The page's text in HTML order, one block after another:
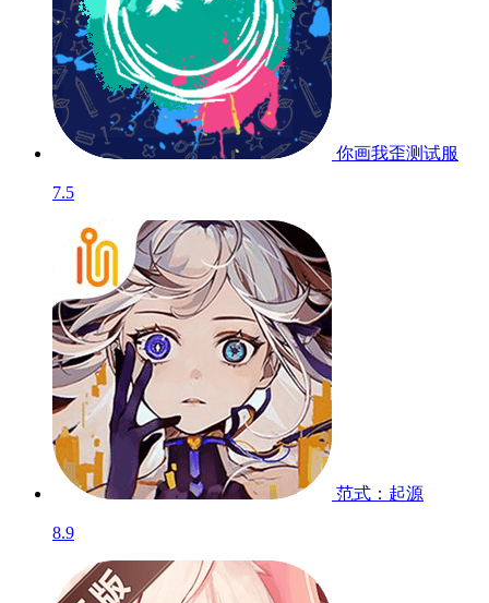
你画我歪测试服
7.5
范式：起源
8.9